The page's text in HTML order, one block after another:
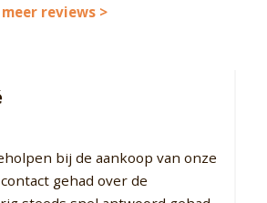
reviews >
snelle levertijden